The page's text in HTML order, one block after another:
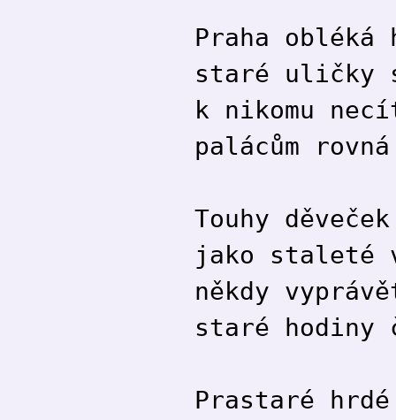
Praha obléká
staré uličky
k nikomu
palácům
Touhy
jako staleté
někdy
staré hodiny
Prastaré